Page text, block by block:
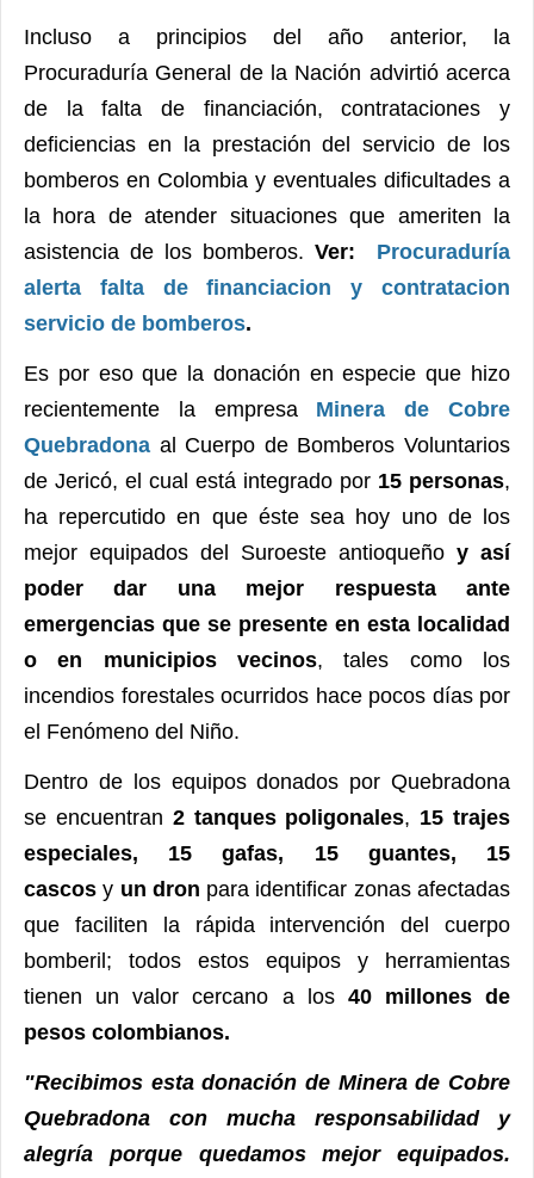
Incluso a principios del año anterior, la
Procuraduría General de la Nación advirtió acerca
de la falta de financiación, contrataciones y
deficiencias en la prestación del servicio de los
bomberos en Colombia y eventuales dificultades a
la hora de atender situaciones que ameriten la
asistencia de los bomberos. Ver: Procuraduría
alerta falta de financiacion y contratacion
servicio de bomberos.
Es por eso que la donación en especie que hizo
recientemente la empresa Minera de Cobre
Quebradona al Cuerpo de Bomberos Voluntarios
de Jericó, el cual está integrado por 15 personas,
ha repercutido en que éste sea hoy uno de los
mejor equipados del Suroeste antioqueño y así
poder dar una mejor respuesta ante
emergencias que se presente en esta localidad
o en municipios vecinos, tales como los
incendios forestales ocurridos hace pocos días por
el Fenómeno del Niño.
Dentro de los equipos donados por Quebradona
se encuentran 2 tanques poligonales, 15 trajes
especiales, 15 gafas, 15 guantes, 15
cascosy un dron para identificar zonas afectadas
que faciliten la rápida intervención del cuerpo
bomberil; todos estos equipos y herramientas
tienen un valor cercano a los 40 millones de
pesos colombianos.
"Recibimos esta donación de Minera de Cobre
Quebradona con mucha responsabilidad y
alegría porque quedamos mejor equipados.